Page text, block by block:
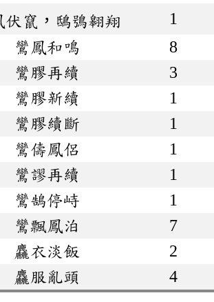
伏竄，鴟鴞翱翔
1
鸞鳳和鳴
8
鸞膠再續
3
鸞膠新續
1
鸞膠續斷
1
鸞儔鳳侶
1
鸞謬再續
1
鸞鵠停峙
1
鸞飄鳳泊
7
麤衣淡飯
2
麤服亂頭 4